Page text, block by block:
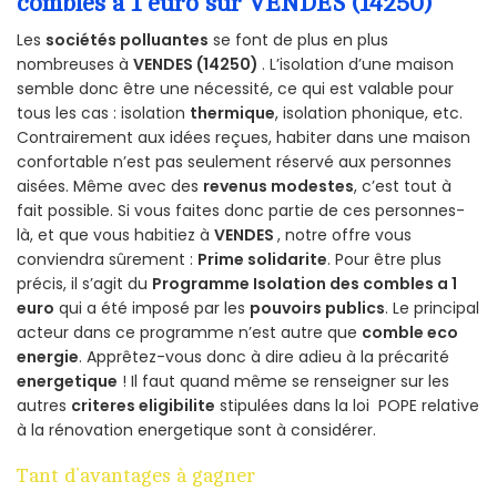
Les sociétés polluantes se font de plus en plus
nombreuses à VENDES (14250) . L’isolation d’une maison
semble donc être une nécessité, ce qui est valable pour
tous les cas : isolation thermique, isolation phonique, etc.
Contrairement aux idées reçues, habiter dans une maison
confortable n’est pas seulement réservé aux personnes
aisées. Même avec des revenus modestes, c’est tout à
fait possible. Si vous faites donc partie de ces personnes-
là, et que vous habitiez à VENDES , notre offre vous
conviendra sûrement : Prime solidarite. Pour être plus
précis, il s’agit du Programme Isolation des combles a 1
euro qui a été imposé par les pouvoirs publics. Le principal
acteur dans ce programme n’est autre que comble eco
energie. Apprêtez-vous donc à dire adieu à la précarité
energetique ! Il faut quand même se renseigner sur les
autres criteres eligibilite stipulées dans la loi POPE relative
à la rénovation energetique sont à considérer.
Tant d’avantages à gagner